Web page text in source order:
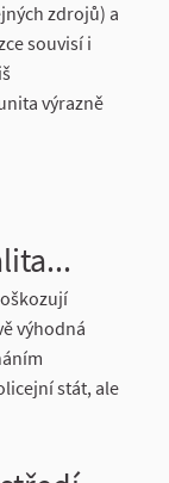
zdrojů) a
souvisí i
výrazně
výhodná
stát, ale